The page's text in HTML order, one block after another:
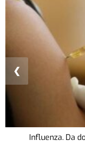
Influenza. Da
❮